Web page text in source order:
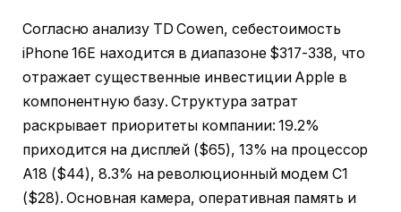
Согласно анализу TD Cowen, себестоимость
iPhone 16E находится в диапазоне $317-338, что
отражает существенные инвестиции Apple в
компонентную базу. Структура затрат
раскрывает приоритеты компании: 19.2%
приходится на дисплей ($65), 13% на процессор
A18 ($44), 8.3% на революционный модем C1
($28). Основная камера, оперативная память и